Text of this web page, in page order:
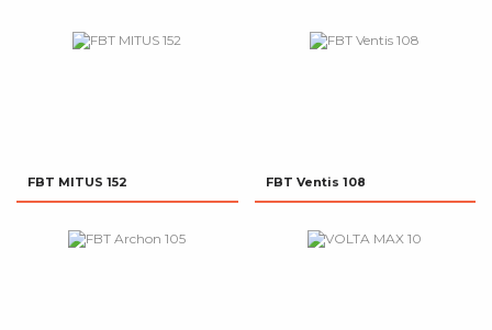
FBT MITUS 152 FBT Ventis 108